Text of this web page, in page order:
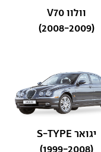
וולוו V70
(2008-2009)
יגואר S-TYPE
(1999-2008)